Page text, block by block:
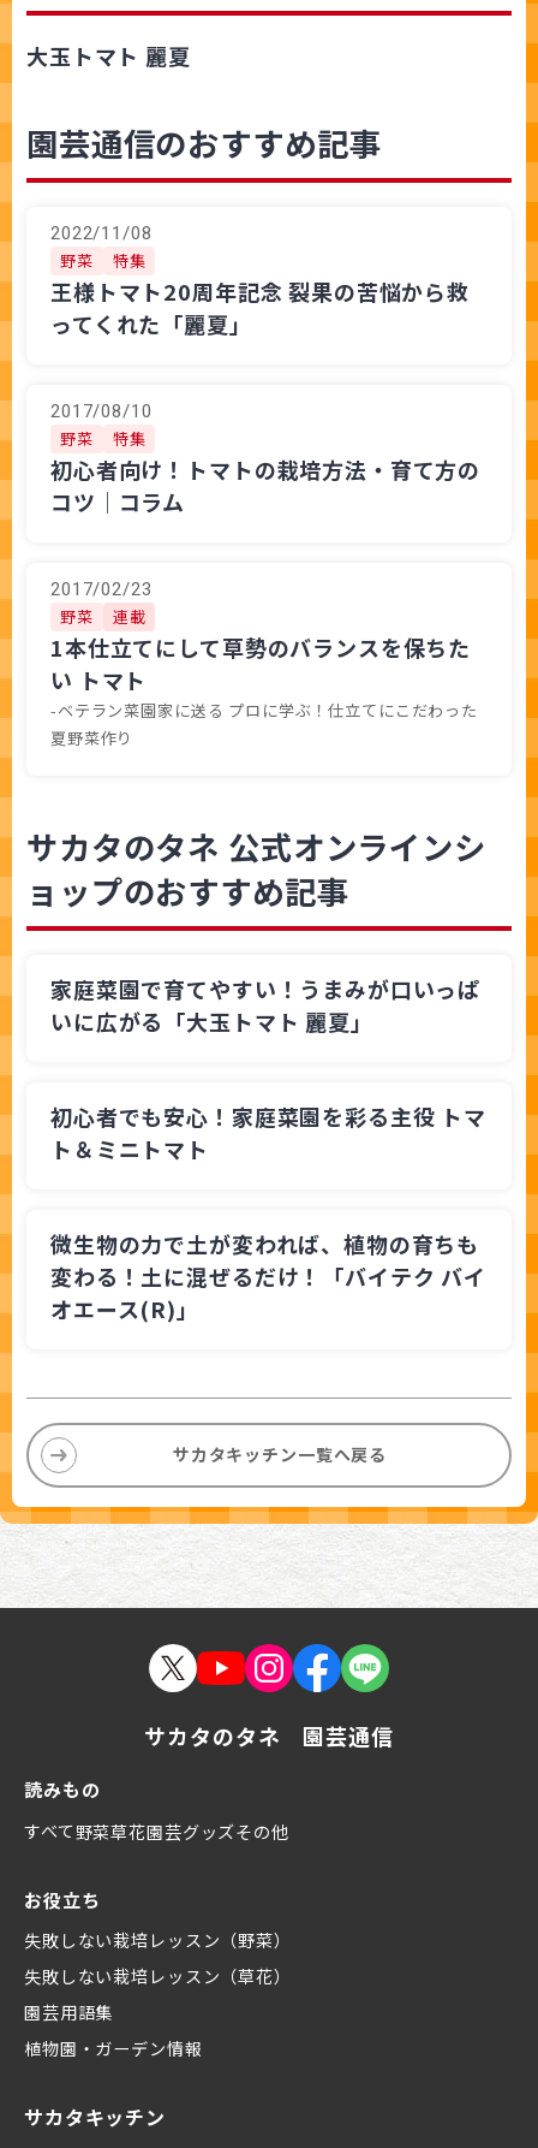
大玉トマト 麗夏
園芸通信のおすすめ記事
2022/11/08
野菜 特集
王様トマト20周年記念 裂果の苦悩から救
ってくれた「麗夏」
2017/08/10
野菜 特集
初心者向け！トマトの栽培方法・育て方の
コツ│コラム
2017/02/23
野菜 連載
1本仕立てにして草勢のバランスを保ちた
い トマト
-ベテラン菜園家に送る プロに学ぶ！仕立てにこだわった
夏野菜作り
サカタのタネ 公式オンラインシ
ョップのおすすめ記事
家庭菜園で育てやすい！うまみが口いっぱ
いに広がる「大玉トマト 麗夏」
初心者でも安心！家庭菜園を彩る主役 トマ
ト＆ミニトマト
微生物の力で土が変われば、植物の育ちも
変わる！土に混ぜるだけ！「バイテク バイ
オエース(R)」
サカタキッチン一覧へ戻る
サカタのタネ 園芸通信
読みもの
すべて野菜草花園芸グッズその他
お役立ち
失敗しない栽培レッスン（野菜）
失敗しない栽培レッスン（草花）
園芸用語集
植物園・ガーデン情報
サカタキッチン